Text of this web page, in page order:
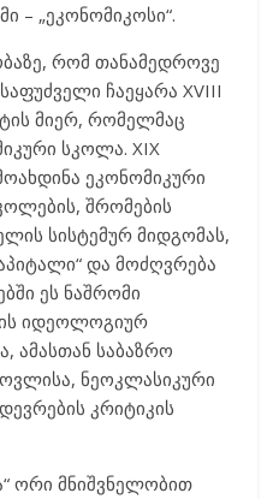
– „ეკონომიკოსი“.
რომ თანამედროვე
ჩაეყარა XVIII
მიერ, რომელმაც
სკოლა. XIX
ეკონომიკური
შრომების
სისტემურ მიდგომას,
და მოძღვრება
ეს ნაშრომი
იდეოლოგიურ
ამასთან საბაზრო
ნეოკლასიკური
კრიტიკის
ორი მნიშვნელობით